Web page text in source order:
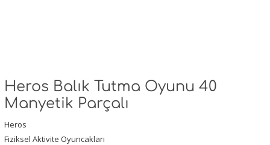
Heros Balık Tutma Oyunu 40
Manyetik Parçalı
Heros
Fiziksel Aktivite Oyuncakları